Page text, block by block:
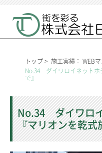
トップ> 施工実績： WEB
No.34 ダイワロイネットホ
で』
No.34 ダイワロ
『マリオンを乾式